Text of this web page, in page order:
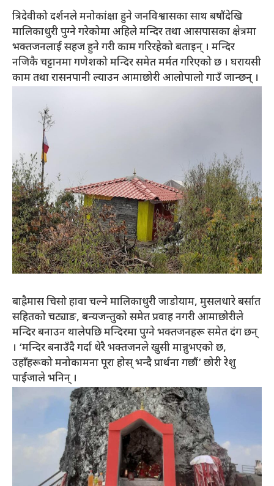
त्रिदेवीको दर्शनले मनोकांक्षा हुने जनविश्वासका साथ बषौंदेखि
मालिकाधुरी पुग्ने गरेकोमा अहिले मन्दिर तथा आसपासका क्षेत्रमा
भक्तजनलाई सहज हुने गरी काम गरिरहेको बताइन् । मन्दिर
नजिकै चट्टानमा गणेशको मन्दिर समेत मर्मत गरिएको छ । घरायसी
काम तथा रासनपानी ल्याउन आमाछोरी आलोपालो गाउँ जान्छन् ।
बाह्रैमास चिसो हावा चल्ने मालिकाधुरीे जाडोयाम, मुसलधारे बर्सात
सहितको चट्याङ, बन्यजन्तुको समेत प्रवाह नगरी आमाछोरीले
मन्दिर बनाउन थालेपछि मन्दिरमा पुग्ने भक्तजनहरू समेत दंग छन्
। ‘मन्दिर बनाउँदै गर्दा धेरै भक्तजनले खुसी मान्नुभएको छ,
उहाँहरूको मनोकामना पूरा होस् भन्दै प्रार्थना गछौं’ छोरी रेशु
पाईजाले भनिन् ।